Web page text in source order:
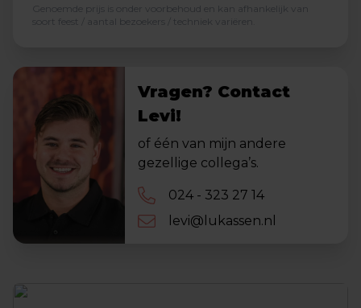
Genoemde prijs is onder voorbehoud en kan afhankelijk van
soort feest / aantal bezoekers / techniek variëren.
Vragen? Contact
Levi!
of één van mijn andere
gezellige collega’s.
024 - 323 27 14
levi@lukassen.nl